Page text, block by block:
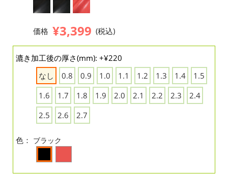
価格 ¥3,399 (税込)
漉き加工後の厚さ(mm): +¥220
なし
0.8 0.9 1.0 1.1 1.2 1.3 1.4
1.5
1.6
1.7 1.8 1.9 2.0 2.1 2.2 2.3
2.4
2.5
2.6 2.7
色： ブラック